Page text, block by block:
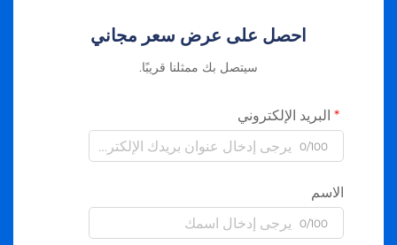
احصل على عرض سعر مجاني
سيتصل بك ممثلنا قريبًا.
البريد الإلكتروني
0/100
الاسم
0/100